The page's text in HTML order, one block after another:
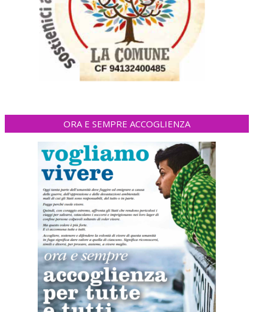
ORA E SEMPRE ACCOGLIENZA